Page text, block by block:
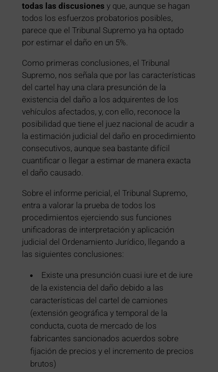
todas las discusiones y que, aunque se hagan
todos los esfuerzos probatorios posibles,
parece que el Tribunal Supremo ya ha optado
por estimar el daño en un 5%.
Como primeras conclusiones, el Tribunal
Supremo, nos señala que por las características
del cartel hay una clara presunción de la
existencia del daño a los adquirentes de los
vehículos afectados, y, con ello, reconoce la
posibilidad que tiene el juez nacional de acudir a
la estimación judicial del daño en procedimiento
consecutivos, aunque sea bastante difícil
cuantificar o llegar a estimar de manera exacta
el daño causado.
Sobre el informe pericial, el Tribunal Supremo,
entra a valorar la prueba de todos los
procedimientos ejerciendo sus funciones
unificadoras de interpretación y aplicación
judicial del Ordenamiento Jurídico, llegando a
las siguientes conclusiones:
Existe una presunción cuasi iure et de iure
de la existencia del daño debido a las
características del cartel de camiones
(extensión geográfica y temporal de la
conducta, cuota de mercado de los
fabricantes sancionados acuerdos sobre
fijación de precios y el incremento de precios
brutos)